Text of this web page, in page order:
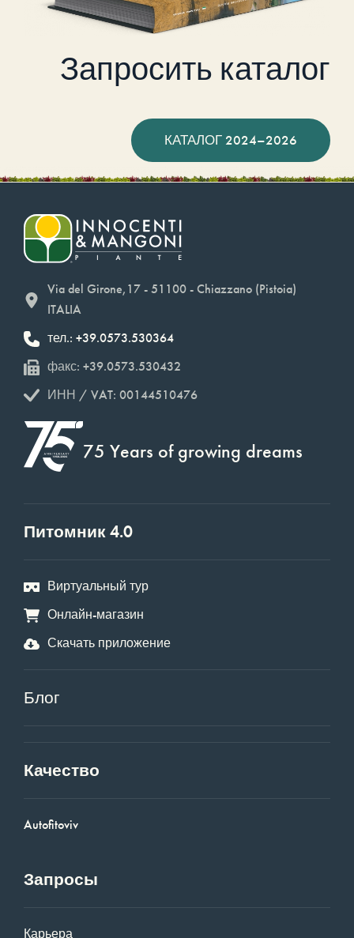
Запросить каталог
КАТАЛОГ 2024–2026
Via del Girone,17 - 51100 - Chiazzano (Pistoia)
ITALIA
тел.: +39.0573.530364
факс: +39.0573.530432
ИНН / VAT: 00144510476
75 Years of growing dreams
Питомник 4.0
Виртуальный тур
Онлайн-магазин
Скачать приложение
Блог
Качество
Autofitoviv
Запросы
Карьера